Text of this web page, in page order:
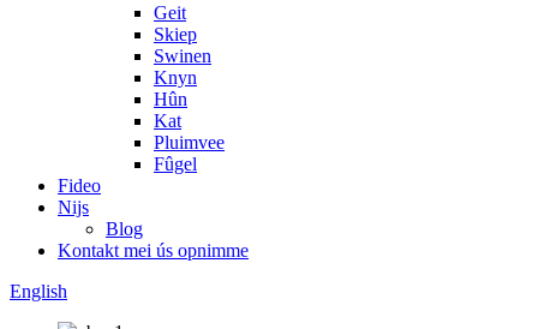
Geit
Skiep
Swinen
Knyn
Hûn
Kat
Pluimvee
Fûgel
Fideo
Nijs
Blog
Kontakt mei ús opnimme
English